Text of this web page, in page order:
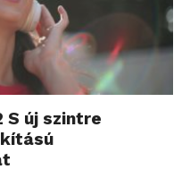
S új szintre